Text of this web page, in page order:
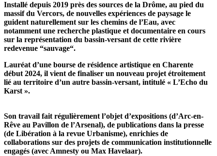
Installé depuis 2019 près des sources de la Drôme, au pied du
massif du Vercors, de nouvelles expériences de paysage le
guident naturellement sur les chemins de l’Eau, avec
notamment une recherche plastique et documentaire en cours
sur la représentation du bassin-versant de cette rivière
redevenue “sauvage“.
Lauréat d’une bourse de résidence artistique en Charente
début 2024, il vient de finaliser un nouveau projet étroitement
lié au territoire d’un autre bassin-versant, intitulé « L’Echo du
Karst ».
Son travail fait régulièrement l’objet d’expositions (d’Arc-en-
Rêve au Pavillon de l’Arsenal), de publications dans la presse
(de Libération à la revue Urbanisme), enrichies de
collaborations sur des projets de communication institutionnelle
engagés (avec Amnesty ou Max Havelaar).